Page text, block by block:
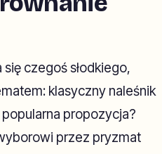
czegoś słodkiego,
klasyczny naleśnik
propozycja?
przez pryzmat